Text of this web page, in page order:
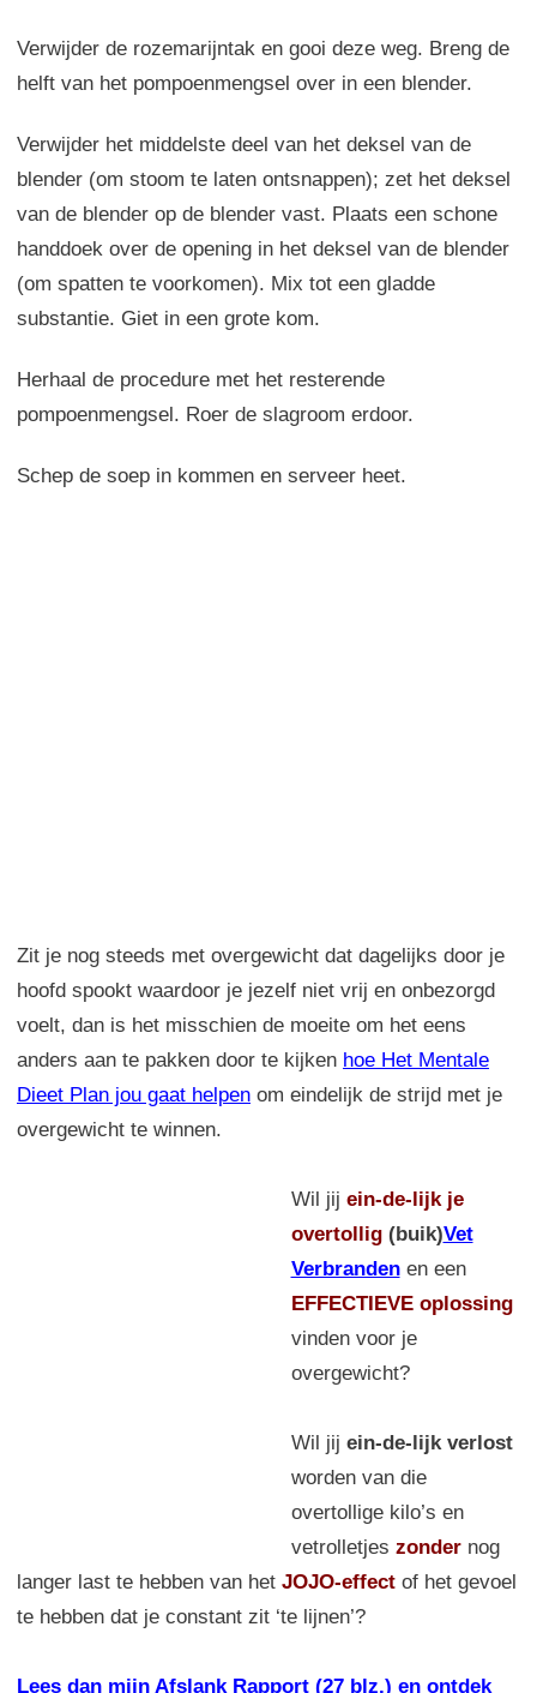
Verwijder de rozemarijntak en gooi deze weg. Breng de
helft van het pompoenmengsel over in een blender.
Verwijder het middelste deel van het deksel van de
blender (om stoom te laten ontsnappen); zet het deksel
van de blender op de blender vast. Plaats een schone
handdoek over de opening in het deksel van de blender
(om spatten te voorkomen). Mix tot een gladde
substantie. Giet in een grote kom.
Herhaal de procedure met het resterende
pompoenmengsel. Roer de slagroom erdoor.
Schep de soep in kommen en serveer heet.
Zit je nog steeds met overgewicht dat dagelijks door je
hoofd spookt waardoor je jezelf niet vrij en onbezorgd
voelt, dan is het misschien de moeite om het eens
anders aan te pakken door te kijken hoe Het Mentale
Dieet Plan jou gaat helpen om eindelijk de strijd met je
overgewicht te winnen.
Wil jij ein-de-lijk je
overtollig(buik)Vet
Verbranden en een
EFFECTIEVE oplossing
vinden voor je
overgewicht?
Wil jij ein-de-lijk verlost
worden van die
overtollige kilo’s en
vetrolletjes zondernog
langer last te hebben van het JOJO-effect of het gevoel
te hebben dat je constant zit ‘te lijnen’?
Lees dan mijn Afslank Rapport (27 blz.) en ontdek